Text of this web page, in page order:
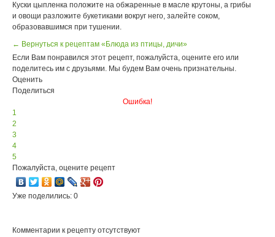
Куски цыпленка положите на обжаренные в масле крутоны, а грибы
и овощи разложите букетиками вокруг него, залейте соком,
образовавшимся при тушении.
← Вернуться к рецептам «Блюда из птицы, дичи»
Если Вам понравился этот рецепт, пожалуйста, оцените его или
поделитесь им с друзьями. Мы будем Вам очень признательны.
Оценить
Поделиться
Ошибка!
1
2
3
4
5
Пожалуйста, оцените рецепт
Уже поделились: 0
Комментарии к рецепту отсутствуют